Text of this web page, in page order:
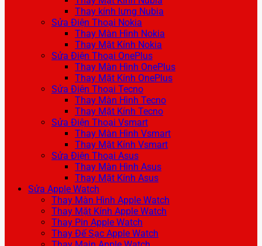
Thay kính lưng Nubia
Sửa Điện Thoại Nokia
Thay Màn Hình Nokia
Thay Mặt Kính Nokia
Sửa Điện Thoại OnePlus
Thay Màn Hình OnePlus
Thay Mặt Kính OnePlus
Sửa Điện Thoại Tecno
Thay Màn Hình Tecno
Thay Mặt Kính Tecno
Sửa Điện Thoại Vsmart
Thay Màn Hình Vsmart
Thay Mặt Kính Vsmart
Sửa Điện Thoại Asus
Thay Màn Hình Asus
Thay Mặt Kính Asus
Sửa Apple Watch
Thay Màn Hình Apple Watch
Thay Mặt Kính Apple Watch
Thay Pin Apple Watch
Thay Đế Sạc Apple Watch